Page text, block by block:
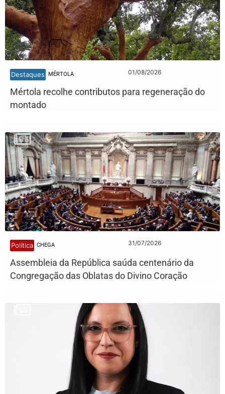
Destaques MÉRTOLA 01/08/2026
Mértola recolhe contributos para regeneração do
montado
Política CHEGA 31/07/2026
Assembleia da República saúda centenário da
Congregação das Oblatas do Divino Coração